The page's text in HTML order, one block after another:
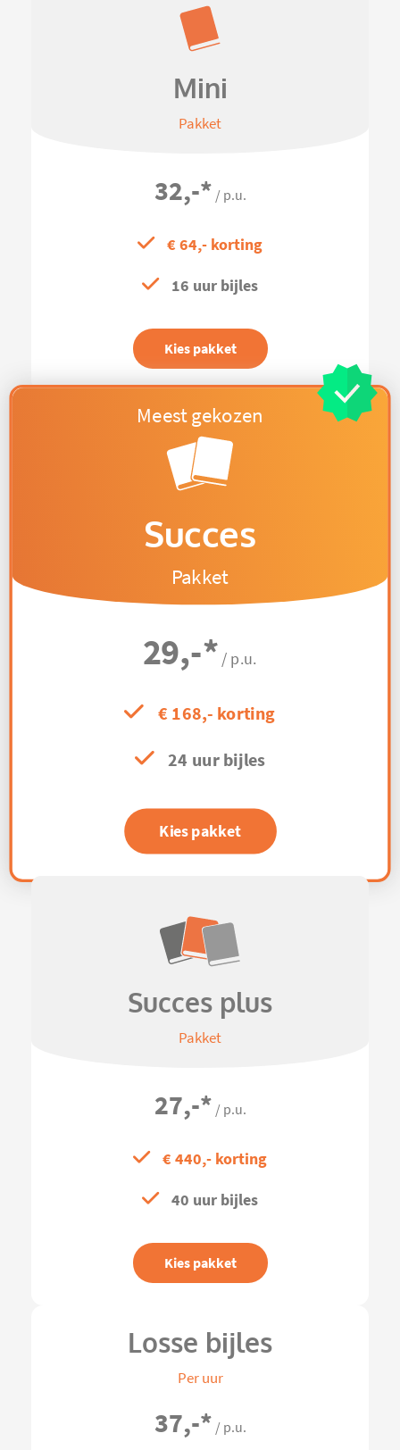
Mini
Pakket
32,-* / p.u.
€ 64,- korting
16 uur bijles
Kies pakket
Succes
Pakket
29,-* / p.u.
€ 168,- korting
24 uur bijles
Kies pakket
Succes plus
Pakket
27,-* / p.u.
€ 440,- korting
40 uur bijles
Kies pakket
Losse bijles
Per uur
37,-* / p.u.